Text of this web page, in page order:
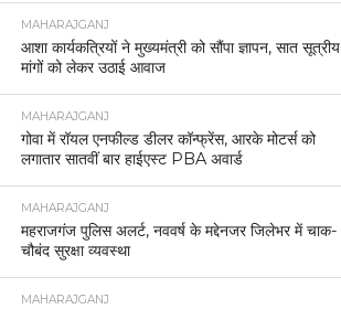
MAHARAJGANJ
आशा कार्यकत्रियों ने मुख्यमंत्री को सौंपा ज्ञापन, सात सूत्रीय
मांगों को लेकर उठाई आवाज
MAHARAJGANJ
गोवा में रॉयल एनफील्ड डीलर कॉन्फ्रेंस, आरके मोटर्स को
लगातार सातवीं बार हाईएस्ट PBA अवार्ड
MAHARAJGANJ
महराजगंज पुलिस अलर्ट, नववर्ष के मद्देनजर जिलेभर में चाक-
चौबंद सुरक्षा व्यवस्था
MAHARAJGANJ